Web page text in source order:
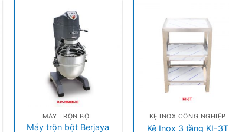
MÁY TRỘN BỘT
Máy trộn bột Berjaya
KỆ INOX CÔNG NGHIỆP
Kệ Inox 3 tầng KI-3T